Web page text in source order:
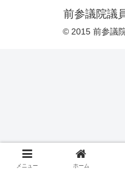
前参議院議
© 2015 前参議
メニュー ホーム